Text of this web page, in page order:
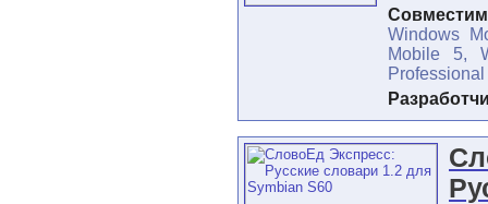
Windows
Mobile 5,
Professional